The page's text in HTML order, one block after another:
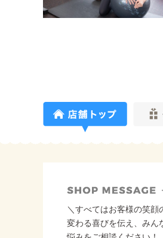
＼すべてはお客様の笑
変わる喜びを伝え、みん